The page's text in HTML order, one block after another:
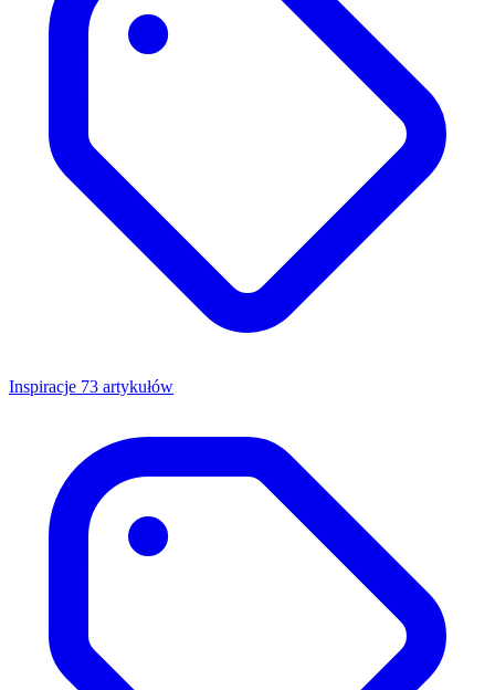
Inspiracje 73 artykułów